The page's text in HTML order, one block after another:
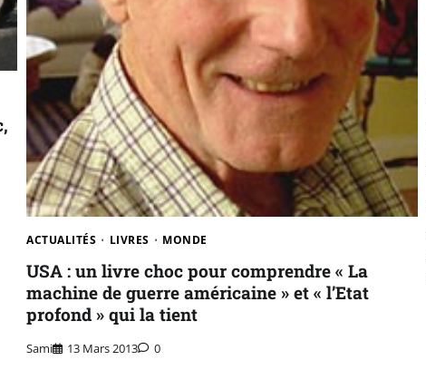
ACTUALITÉS LIVRES MONDE
USA : un livre choc pour comprendre « La
machine de guerre américaine » et « l’Etat
profond » qui la tient
Sami 13 Mars 2013 0